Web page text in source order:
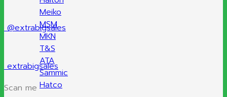
Meiko
MSM
MKN
T&S
ATA
Sammic
Hatco
@extrabigsales
extrabigsales
Scan me